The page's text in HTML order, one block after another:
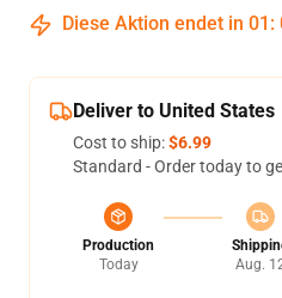
Diese Aktion endet in 01 :
Deliver to United States
Cost to ship:$6.99
Standard - Order today to
Production
Today
Aug.